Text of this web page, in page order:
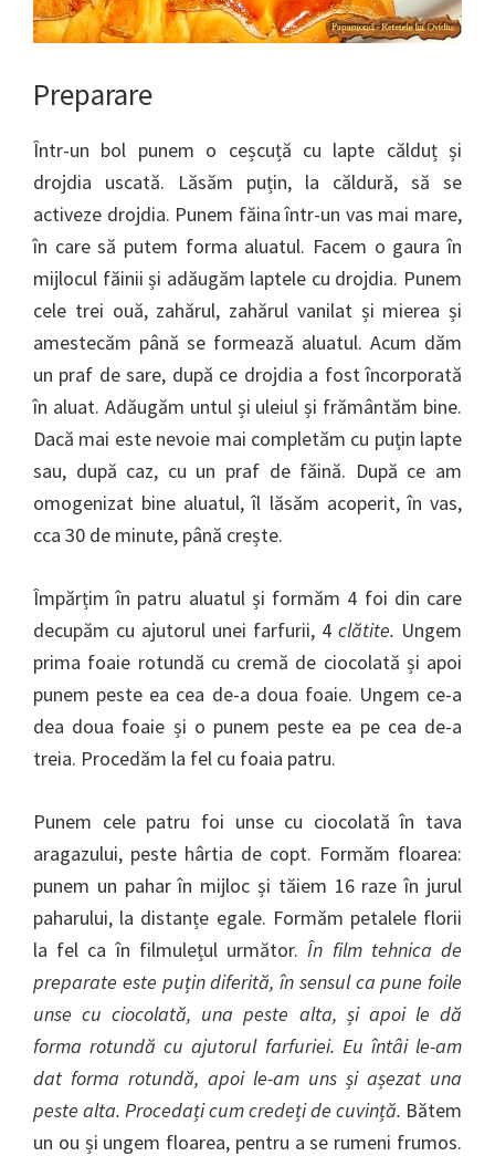
Preparare
Într-un bol punem o ceșcuță cu lapte călduț și
drojdia uscată. Lăsăm puțin, la căldură, să se
activeze drojdia. Punem făina într-un vas mai mare,
în care să putem forma aluatul. Facem o gaura în
mijlocul făinii și adăugăm laptele cu drojdia. Punem
cele trei ouă, zahărul, zahărul vanilat și mierea și
amestecăm până se formează aluatul. Acum dăm
un praf de sare, după ce drojdia a fost încorporată
în aluat. Adăugăm untul și uleiul și frământăm bine.
Dacă mai este nevoie mai completăm cu puțin lapte
sau, după caz, cu un praf de făină. După ce am
omogenizat bine aluatul, îl lăsăm acoperit, în vas,
cca 30 de minute, până crește.
Împărțim în patru aluatul și formăm 4 foi din care
decupăm cu ajutorul unei farfurii, 4 clătite. Ungem
prima foaie rotundă cu cremă de ciocolată și apoi
punem peste ea cea de-a doua foaie. Ungem ce-a
dea doua foaie și o punem peste ea pe cea de-a
treia. Procedăm la fel cu foaia patru.
Punem cele patru foi unse cu ciocolată în tava
aragazului, peste hârtia de copt. Formăm floarea:
punem un pahar în mijloc și tăiem 16 raze în jurul
paharului, la distanțe egale. Formăm petalele florii
la fel ca în filmulețul următor.În film tehnica de
preparate este puțin diferită, în sensul ca pune foile
unse cu ciocolată, una peste alta, și apoi le dă
forma rotundă cu ajutorul farfuriei. Eu întâi le-am
dat forma rotundă, apoi le-am uns și așezat una
peste alta. Procedați cum credeți de cuvință. Bătem
un ou și ungem floarea, pentru a se rumeni frumos.